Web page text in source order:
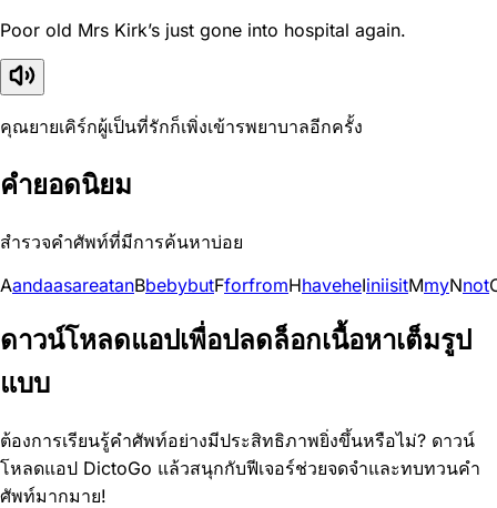
Poor old Mrs Kirk’s just gone into hospital again.
คุณยายเคิร์กผู้เป็นที่รักก็เพิ่งเข้ารพยาบาลอีกครั้ง
คำยอดนิยม
สำรวจคำศัพท์ที่มีการค้นหาบ่อย
AandaasareatanBbebybutFforfromHhaveheIiniisitMmyNnot
ดาวน์โหลดแอปเพื่อปลดล็อกเนื้อหาเต็มรูป
แบบ
ต้องการเรียนรู้คำศัพท์อย่างมีประสิทธิภาพยิ่งขึ้นหรือไม่? ดาวน์
โหลดแอป DictoGo แล้วสนุกกับฟีเจอร์ช่วยจดจำและทบทวนคำ
ศัพท์มากมาย!